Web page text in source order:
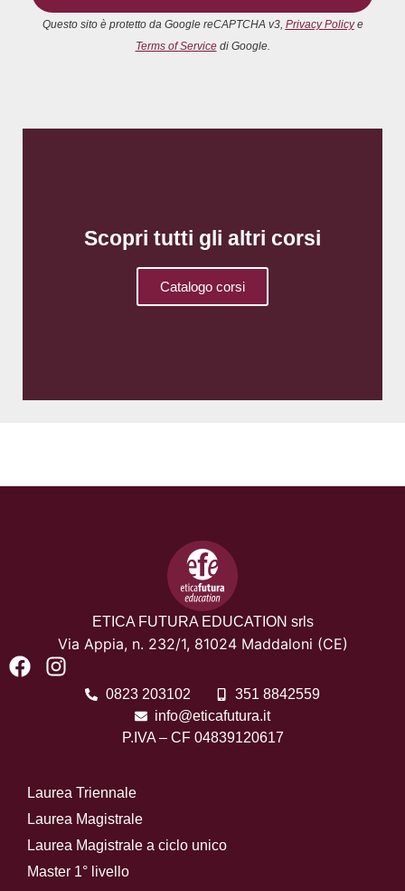
Questo sito è protetto da Google reCAPTCHA v3, Privacy Policye
Terms of Servicedi Google.
Scopri tutti gli altri corsi
Catalogo corsi
ETICA FUTURA EDUCATION srls
Via Appia, n. 232/1, 81024 Maddaloni (CE)
0823 203102
351 8842559
info@eticafutura.it
P.IVA – CF 04839120617
Laurea Triennale
Laurea Magistrale
Laurea Magistrale a ciclo unico
Master 1° livello